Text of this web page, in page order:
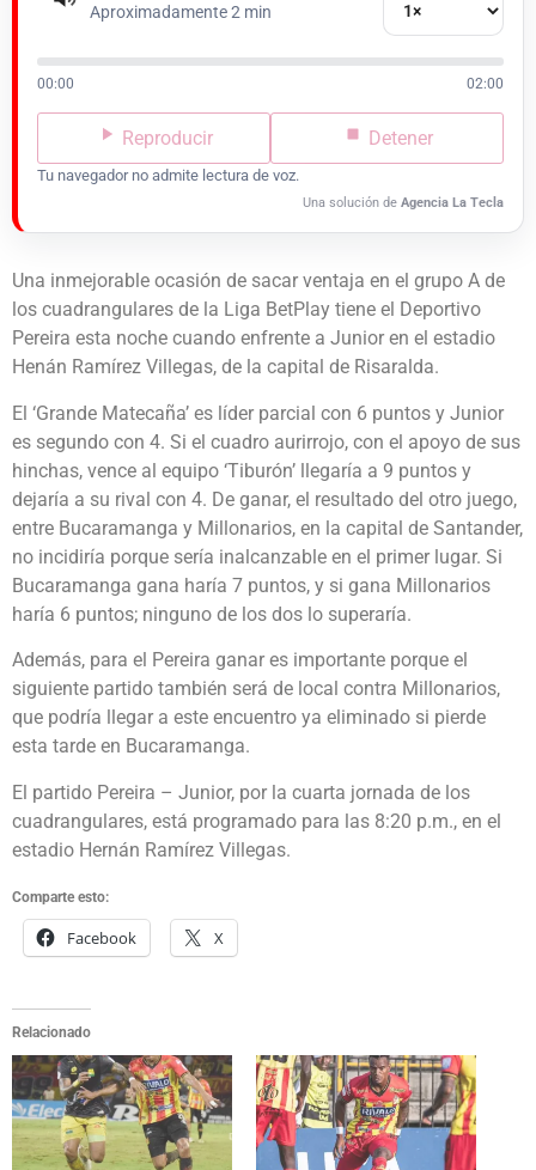
Aproximadamente 2 min
00:00 02:00
Reproducir Detener
Tu navegador no admite lectura de voz.
Una solución de Agencia La Tecla
Una inmejorable ocasión de sacar ventaja en el grupo A de
los cuadrangulares de la Liga BetPlay tiene el Deportivo
Pereira esta noche cuando enfrente a Junior en el estadio
Henán Ramírez Villegas, de la capital de Risaralda.
El ‘Grande Matecaña’ es líder parcial con 6 puntos y Junior
es segundo con 4. Si el cuadro aurirrojo, con el apoyo de sus
hinchas, vence al equipo ‘Tiburón’ llegaría a 9 puntos y
dejaría a su rival con 4. De ganar, el resultado del otro juego,
entre Bucaramanga y Millonarios, en la capital de Santander,
no incidiría porque sería inalcanzable en el primer lugar. Si
Bucaramanga gana haría 7 puntos, y si gana Millonarios
haría 6 puntos; ninguno de los dos lo superaría.
Además, para el Pereira ganar es importante porque el
siguiente partido también será de local contra Millonarios,
que podría llegar a este encuentro ya eliminado si pierde
esta tarde en Bucaramanga.
El partido Pereira – Junior, por la cuarta jornada de los
cuadrangulares, está programado para las 8:20 p.m., en el
estadio Hernán Ramírez Villegas.
Comparte esto:
Facebook X
Relacionado